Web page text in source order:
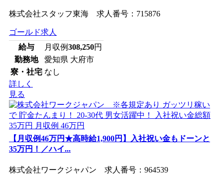
株式会社スタッフ東海 求人番号：715876
ゴールド求人
給与
月収例308,250円
勤務地
愛知県 大府市
寮・社宅 なし
詳しく
見る
【月収例46万円★高時給1,900円】入社祝い金もドーンと
35万円！／ハイ...
株式会社ワークジャパン 求人番号：964539